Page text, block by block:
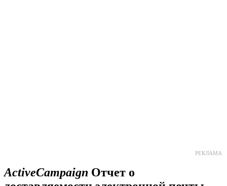
РЕКЛАМА
ActiveCampaign Отчет о